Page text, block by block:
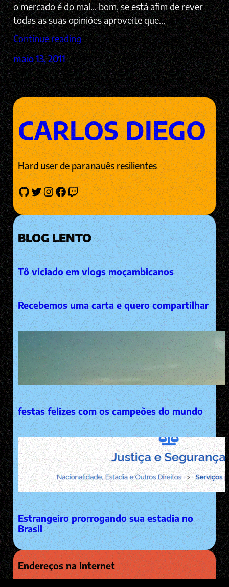
o mercado é do mal… bom, se está afim de rever
todas as suas opiniões aproveite que…
Continue reading
maio 13, 2011
CARLOS DIEGO
Hard user de paranauês resilientes
GitHub Twitter InstagramFacebook Twitch
BLOG LENTO
Tô viciado em vlogs moçambicanos
Recebemos uma carta e quero compartilhar
festas felizes com os campeões do mundo
Estrangeiro prorrogando sua estadia no
Brasil
Endereços na internet